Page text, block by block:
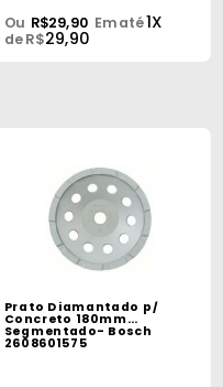
Ou R$29,90 Em até1X
de R$29,90
Prato Diamantado p/
Concreto 180mm
Segmentado- Bosch
2608601575